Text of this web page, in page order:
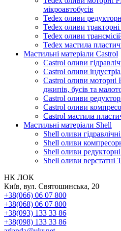
мікроавтобусів
Tedex оливи
Tedex оливи
Tedex оливи
Tedex мастила
Мастильні матеріали Castrol
Castrol оливи
Castrol оливи
Castrol оливи моторні
джипів, бусів та
Castrol оливи
Castrol оливи
Castrol мастила
Мастильні матеріали Shell
Shell оливи
Shell оливи
Shell оливи
Shell оливи верстатні
НК ЛОК
Київ, вул. Святошинська, 20
+38(066) 06 07 800
+38(068) 06 07 800
+38(093) 133 33 86
+38(098) 133 33 86